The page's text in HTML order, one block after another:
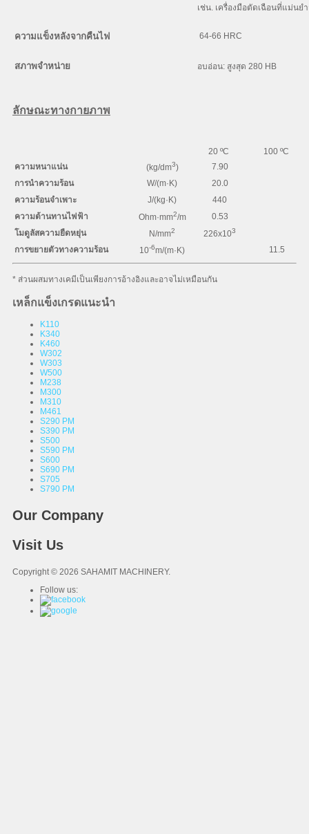
เช่น. เครื่องมือตัดเฉือนที่แม่น
ความแข็งหลังจากคืนไฟ 64-66 HRC
สภาพจำหน่าย อบอ่อน: สูงสุด 280 HB
ลักษณะทางกายภาพ
20 ºC
100 ºC
ความหนาแน่น
(kg/dm3)
7.90
การนำความร้อน
W/(m·K)
20.0
ความร้อนจำเพาะ
J/(kg·K)
440
ความต้านทานไฟฟ้า
Ohm·mm2/m
0.53
โมดูลัสความยืดหยุ่น
N/mm2 226x103
การขยายตัวทางความร้อน 10-6m/(m·K) 11.5
* ส่วนผสมทางเคมีเป็นเพียงการอ้างอิงและอาจไม่เหมือนกัน
เหล็กแข็งเกรดแนะนำ
K110
K340
K460
W302
W303
W500
M238
M300
M310
M461
S290 PM
S390 PM
S500
S590 PM
S600
S690 PM
S705
S790 PM
Our Company
Visit Us
Copyright © 2026 SAHAMIT MACHINERY.
Follow us: